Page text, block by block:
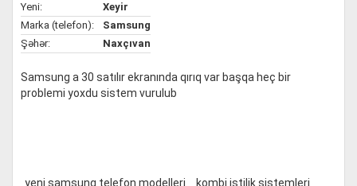
Yeni:
Xeyir
Marka (telefon):
Samsung
Şəhər:
Naxçıvan
Samsung a 30 satılır ekranında qırıq var başqa heç bir
problemi yoxdu sistem vurulub
yeni samsung telefon modelleri
kombi istilik sistemleri